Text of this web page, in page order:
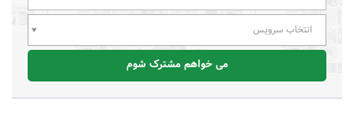
انتخاب سرویس
می خواهم مشترک شوم